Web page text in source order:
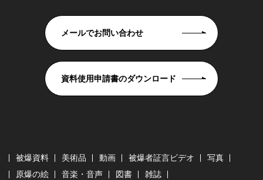
メールでお問い合わせ
資料使用申請書のダウンロード
被爆資料 美術品 動画 被爆者証言ビデオ
写真
原爆の絵
音楽・音声 図書 雑誌